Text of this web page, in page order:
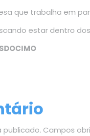
que trabalha em
estar dentro
publicado. Campos